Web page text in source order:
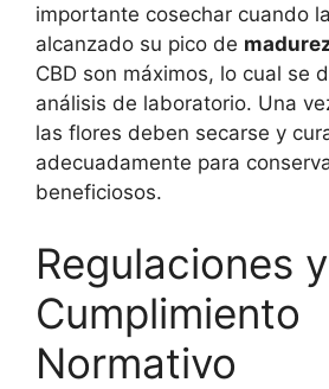
importante cosechar cuando
alcanzado su pico de
CBD son máximos, lo cual se
análisis de laboratorio. Una
las flores deben secarse y
adecuadamente para
beneficiosos.
Regulaciones y
Cumplimiento
Normativo